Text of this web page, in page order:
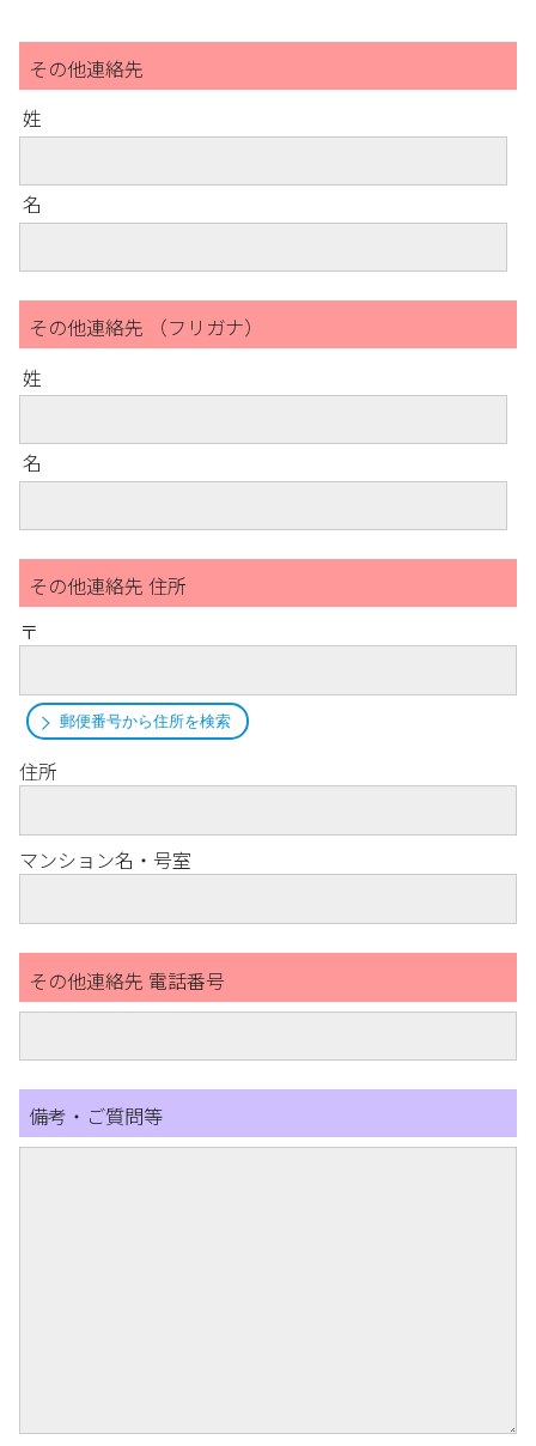
その他連絡先
姓
名
その他連絡先 （フリガナ）
姓
名
その他連絡先 住所
〒
郵便番号から住所を検索
住所
マンション名・号室
その他連絡先 電話番号
備考・ご質問等